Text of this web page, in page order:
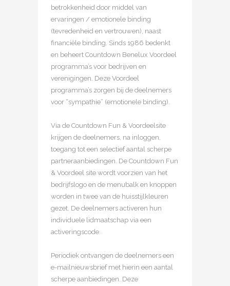
betrokkenheid door middel van
ervaringen / emotionele binding
(tevredenheid en vertrouwen), naast
financiële binding. Sinds 1986 bedenkt
en beheert Countdown Benelux Voordeel
programma’s voor bedrijven en
verenigingen. Deze Voordeel
programma’s zorgen bij de deelnemers
voor “sympathie” (emotionele binding).
Via de Countdown Fun & Voordeelsite
krijgen de deelnemers, na inloggen,
toegang tot een selectief aantal scherpe
partneraanbiedingen. De Countdown Fun
& Voordeel site wordt voorzien van het
bedrijfslogo en de menubalk en knoppen
worden in twee van de huisstijlkleuren
gezet. De deelnemers activeren hun
individuele lidmaatschap via een
activeringscode.
Periodiek ontvangen de deelnemers een
e-mailnieuwsbrief met hierin een aantal
scherpe aanbiedingen. Deze